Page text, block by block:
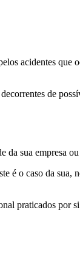
acidentes que
de
sua empresa
é o caso da sua,
praticados por